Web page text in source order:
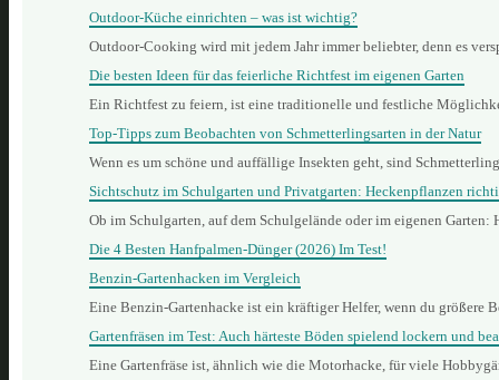
Outdoor-Küche einrichten – was ist wichtig?
Outdoor-Cooking wird mit jedem Jahr immer beliebter, denn es
Die besten Ideen für das feierliche Richtfest im eigenen Garten
Ein Richtfest zu feiern, ist eine traditionelle und festliche
Top-Tipps zum Beobachten von Schmetterlingsarten in der Natur
Wenn es um schöne und auffällige Insekten geht, sind
Sichtschutz im Schulgarten und Privatgarten: Heckenpflanzen
Ob im Schulgarten, auf dem Schulgelände oder im eigenen
Die 4 Besten Hanfpalmen-Dünger (2026) Im Test!
Benzin‑Gartenhacken im Vergleich
Eine Benzin‑Gartenhacke ist ein kräftiger Helfer, wenn du
Gartenfräsen im Test: Auch härteste Böden spielend lockern und
Eine Gartenfräse ist, ähnlich wie die Motorhacke, für viele